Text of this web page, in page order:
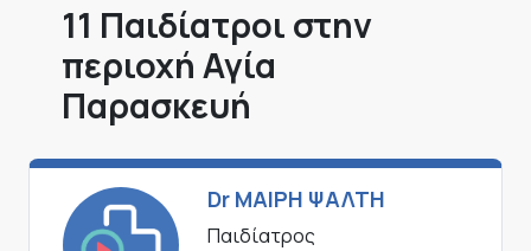
11 Παιδίατροι στην
περιοχή Αγία
Παρασκευή
Dr ΜΑΙΡΗ ΨΑΛΤΗ
Παιδίατρος